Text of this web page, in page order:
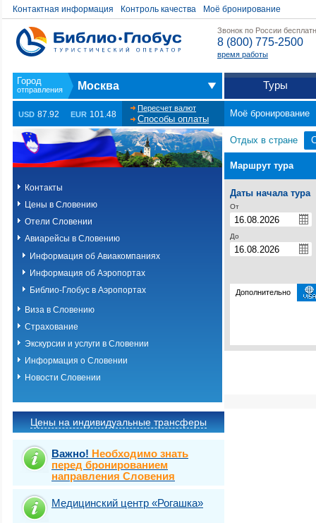
Контактная информация Контроль качества Моё бронирование
Звонок по России
8 (800) 775-2500
время работы
Москва Туры
USD 87.92 EUR 101.48
Пересчет валют
Способы оплаты
Моё бронирование
Контакты
Цены в Словению
Отели Словении
Авиарейсы в Словению
Информация об Авиакомпаниях
Информация об Аэропортах
Библио-Глобус в Аэропортах
Виза в Словению
Страхование
Экскурсии и услуги в Словении
Информация о Словении
Новости Словении
Цены на индивидуальные трансферы
Важно! Необходимо знать
перед бронированием
направления Словения
Медицинский центр «Рогашка»
Отдых в стране
Маршрут тура
Даты начала тура
От
До
Дополнительно